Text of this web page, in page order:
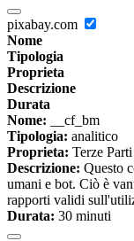
pixabay.com
Nome
Tipologia
Proprieta
Descrizione
Durata
Nome: __cf_bm
Tipologia: analitico
Proprieta: Terze Parti
Descrizione: Questo
umani e bot. Ciò è
rapporti validi
Durata: 30 minuti